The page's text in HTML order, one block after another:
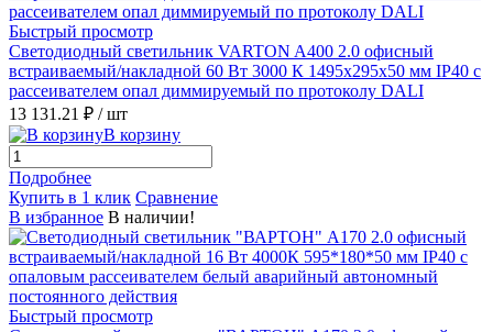
Быстрый просмотр
Светодиодный светильник VARTON A400 2.0 офисный
встраиваемый/накладной 60 Вт 3000 К 1495x295x50 мм IP40 с
рассеивателем опал диммируемый по протоколу DALI
13 131.21 ₽ / шт
В корзину
Подробнее
Купить в 1 клик Сравнение
В избранное В наличии!
Быстрый просмотр